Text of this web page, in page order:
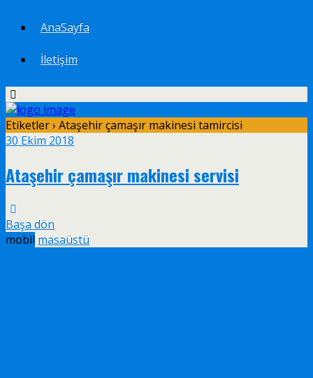
AnaSayfa
İletişim
Etiketler › Ataşehir çamaşır makinesi tamircisi
30 Ekim 2018
Ataşehir çamaşır makinesi servisi
Başa dön
mobil masaüstü